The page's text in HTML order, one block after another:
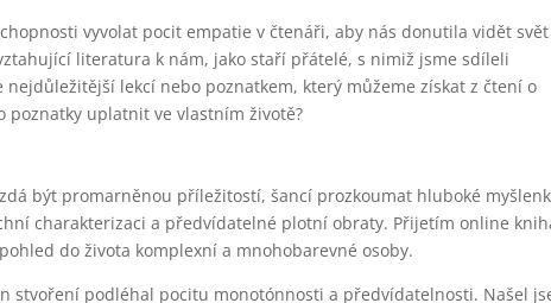
vyvolat pocit empatie v čtenáři, aby nás donutila vidět svět
literatura k nám, jako staří přátelé, s nimiž jsme sdíleli
lekcí nebo poznatkem, který můžeme získat z čtení o
poznatky uplatnit ve vlastním životě?
být promarněnou příležitostí, šancí prozkoumat hluboké
charakterizaci a předvídatelné plotní obraty. Přijetím online
do života komplexní a mnohobarevné osoby.
stvoření podléhal pocitu monotónnosti a předvídatelnosti. Našel